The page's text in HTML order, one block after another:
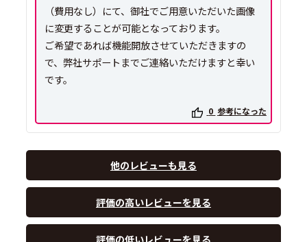
（費用なし）にて、御社でご用意いただいた画像
に変更することが可能となっております。
ご希望であれば機能開放させていただきますの
で、弊社サポートまでご連絡いただけますと幸い
です。
0 参考になった
他のレビューも見る
評価の高いレビューを見る
評価の低いレビューを見る